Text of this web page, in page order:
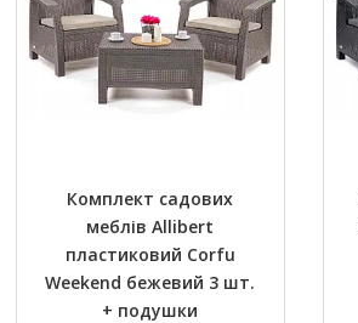
Комплект садових
меблів Allibert
пластиковий Corfu
Weekend бежевий 3 шт.
+ подушки